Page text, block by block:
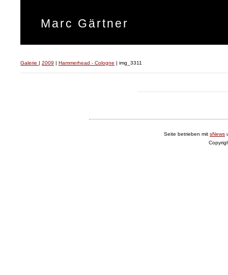
Marc Gärtner
Galerie | 2009 | Hammerhead - Cologne | img_3311
Seite betrieben mit sNews